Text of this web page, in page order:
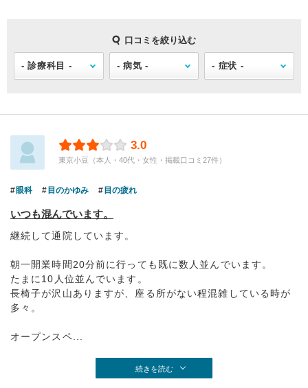
口コミを絞り込む
3.0
東京小豆（本人・40代・女性・掲載口コミ27件）
眼科 目のかゆみ 目の疲れ
いつも混んでいます。
継続して通院しています。
朝一開業時間20分前に行っても既に数人並んでいます。
たまに10人位並んでいます。
長椅子が沢山ありますが、座る所がない程混雑している時が
多々。
オープンスペ...
続きを読む